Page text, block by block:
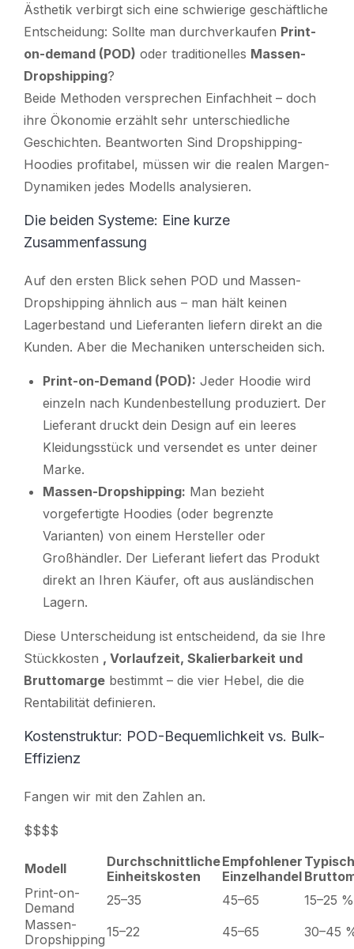
Ästhetik verbirgt sich eine schwierige geschäftliche
Entscheidung: Sollte man durchverkaufen Print-
on-demand (POD) oder traditionelles Massen-
Dropshipping?
Beide Methoden versprechen Einfachheit – doch
ihre Ökonomie erzählt sehr unterschiedliche
Geschichten. Beantworten Sind Dropshipping-
Hoodies profitabel, müssen wir die realen Margen-
Dynamiken jedes Modells analysieren.
Die beiden Systeme: Eine kurze
Zusammenfassung
Auf den ersten Blick sehen POD und Massen-
Dropshipping ähnlich aus – man hält keinen
Lagerbestand und Lieferanten liefern direkt an die
Kunden. Aber die Mechaniken unterscheiden sich.
Print-on-Demand (POD): Jeder Hoodie wird
einzeln nach Kundenbestellung produziert. Der
Lieferant druckt dein Design auf ein leeres
Kleidungsstück und versendet es unter deiner
Marke.
Massen-Dropshipping: Man bezieht
vorgefertigte Hoodies (oder begrenzte
Varianten) von einem Hersteller oder
Großhändler. Der Lieferant liefert das Produkt
direkt an Ihren Käufer, oft aus ausländischen
Lagern.
Diese Unterscheidung ist entscheidend, da sie Ihre
Stückkosten , Vorlaufzeit, Skalierbarkeit und
Bruttomarge bestimmt – die vier Hebel, die die
Rentabilität definieren.
Kostenstruktur: POD-Bequemlichkeit vs. Bulk-
Effizienz
Fangen wir mit den Zahlen an.
$$$$
Modell
Durchschnittliche
Einheitskosten
Empfohlener
Einzelhandel
Print-on-
Demand
25–35 45–65
15–25 %
Massen-
Dropshipping15–22 45–65
30–45